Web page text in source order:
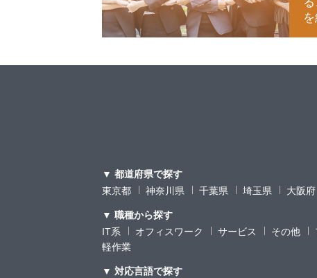
を
▼ 都道府県で探す
東京都
神奈川県 千葉県 埼玉県 大阪府
▼ 職種から探す
IT系
オフィスワーク サービス その他
軽作業
▼ 対応言語で探す